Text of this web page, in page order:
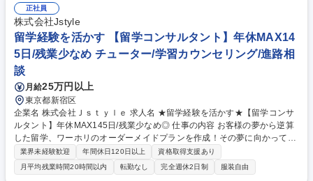
正社員
株式会社Jstyle
留学経験を活かす 【留学コンサルタント】年休MAX14
5日/残業少なめ チューター/学習カウンセリング/進路相
談
月給25万円以上
東京都新宿区
企業名 株式会社Ｊｓｔｙｌｅ 求人名 ★留学経験を活かす★【留学コンサ
ルタント】年休MAX145日/残業少なめ◎ 仕事の内容 お客様の夢から逆算
した留学、ワーホリのオーダーメイドプランを作成！その夢に向かってお
客様自身の力で歩める環境を提供する当社で留学コンサルタントをお任せ
★中途社員、全員が入社後に前職給与超えを実現★ 適性に応じて業務分担
しています。 【具体的な仕事の流れ】専任アポインターが面談のアポを取
業界未経験歓迎 年間休日120日以上
資格取得支援あり
月平均残業時間20時間以内
転勤なし 完全週休2日制 服装自由